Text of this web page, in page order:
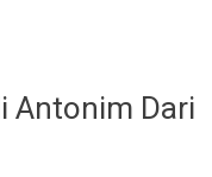
Antonim Dari